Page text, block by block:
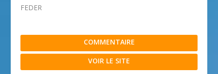
FEDER
COMMENTAIRE
VOIR LE SITE